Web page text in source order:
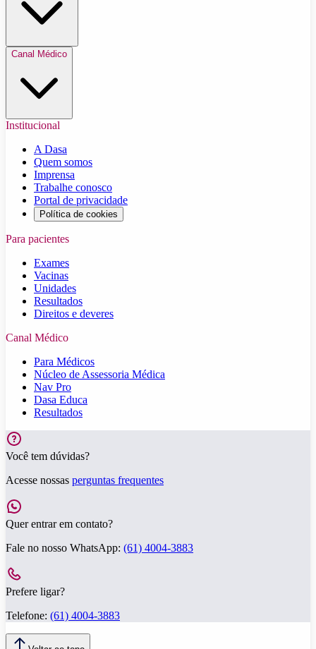
Canal Médico
Institucional
A Dasa
Quem somos
Imprensa
Trabalhe conosco
Portal de privacidade
Política de cookies
Para pacientes
Exames
Vacinas
Unidades
Resultados
Direitos e deveres
Canal Médico
Para Médicos
Núcleo de Assessoria Médica
Nav Pro
Dasa Educa
Resultados
Você tem dúvidas?
Acesse nossas perguntas frequentes
Quer entrar em contato?
Fale no nosso WhatsApp: (61) 4004-3883
Prefere ligar?
Telefone: (61) 4004-3883